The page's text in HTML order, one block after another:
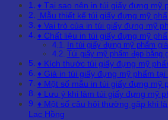
♦ Tại sao nên in túi giấy đựng mỹ
Mẫu thiết kế túi giấy đựng mỹ
♦ Vai trò của in túi giấy đựng mỹ
♦ Chất liệu in túi giấy đựng mỹ
In túi giấy đựng mỹ phẩm
Túi giấy mỹ phẩm đẹp bằng
♦ Kích thước túi giấy đựng mỹ
♦ Giá in túi giấy đựng mỹ phẩm tại
♦ Một số mẫu in túi giấy đựng mỹ
♦ Lưu ý khi làm túi giấy đựng mỹ
♦ Một số câu hỏi thường gặp khi
Lạc Hồng